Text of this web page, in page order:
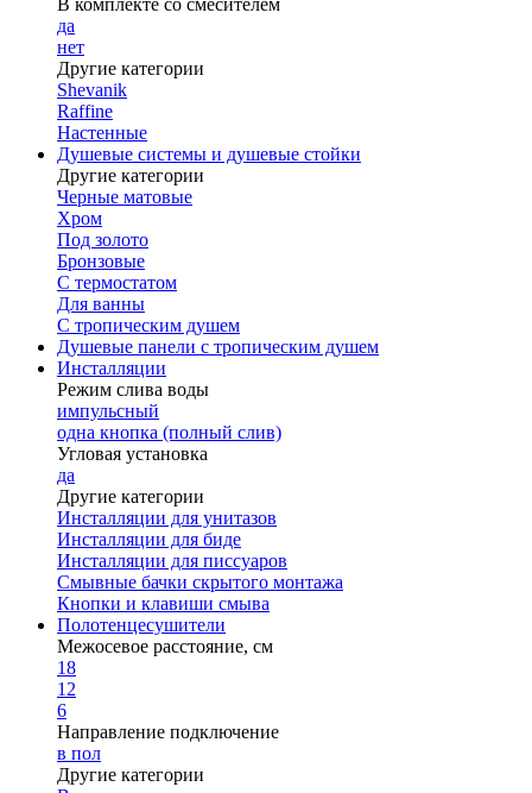
В комплекте со смесителем
да
нет
Другие категории
Shevanik
Raffine
Настенные
Душевые системы и душевые стойки
Другие категории
Черные матовые
Хром
Под золото
Бронзовые
С термостатом
Для ванны
С тропическим душем
Душевые панели с тропическим душем
Инсталляции
Режим слива воды
импульсный
одна кнопка (полный слив)
Угловая установка
да
Другие категории
Инсталляции для унитазов
Инсталляции для биде
Инсталляции для писсуаров
Смывные бачки скрытого монтажа
Кнопки и клавиши смыва
Полотенцесушители
Межосевое расстояние, см
18
12
6
Направление подключение
в пол
Другие категории